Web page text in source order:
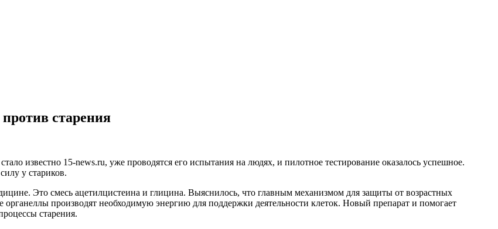
старения
известно 15-news.ru, уже проводятся его испытания на людях, и пилотное тестирование оказалось успешное.
у стариков.
Это смесь ацетилцистеина и глицина. Выяснилось, что главным механизмом для защиты от возрастных
производят необходимую энергию для поддержки деятельности клеток. Новый препарат и помогает
старения.